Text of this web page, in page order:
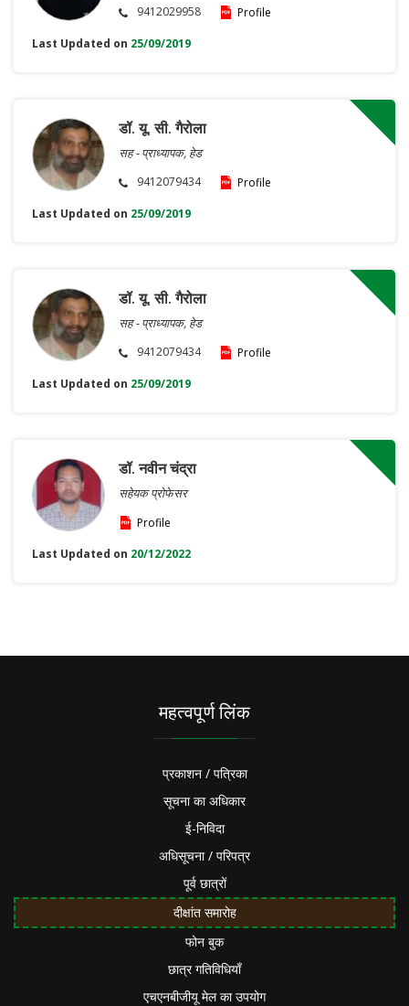
9412029958
Profile
Last Updated on 25/09/2019
डॉ. यू. सी. गैरोला
सह - प्राध्यापक, हेड
9412079434
Profile
Last Updated on 25/09/2019
डॉ. यू. सी. गैरोला
सह - प्राध्यापक, हेड
9412079434
Profile
Last Updated on 25/09/2019
डॉ. नवीन चंद्रा
सहेयक प्रोफेसर
Profile
Last Updated on 20/12/2022
महत्वपूर्ण लिंक
प्रकाशन / पत्रिका
सूचना का अधिकार
ई-निविदा
अधिसूचना / परिपत्र
पूर्व छात्रों
दीक्षांत समारोह
फोन बुक
छात्र गतिविधियाँ
एचएनबीजीयू मेल का उपयोग